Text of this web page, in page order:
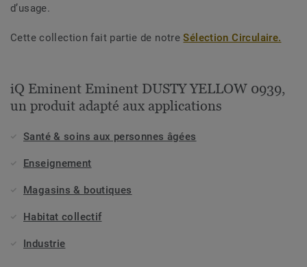
d’usage.
Cette collection fait partie de notreSélection Circulaire.
iQ Eminent Eminent DUSTY YELLOW 0939,
un produit adapté aux applications
Santé & soins aux personnes âgées
Enseignement
Magasins & boutiques
Habitat collectif
Industrie